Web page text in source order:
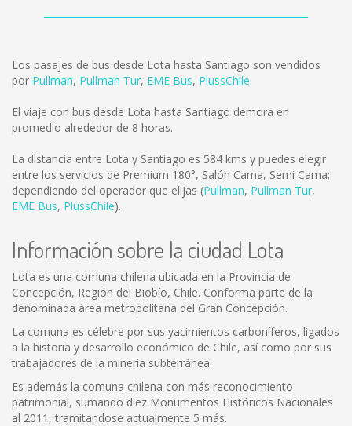
Los pasajes de bus desde Lota hasta Santiago son vendidos
por Pullman, Pullman Tur, EME Bus, PlussChile.
El viaje con bus desde Lota hasta Santiago demora en
promedio alrededor de 8 horas.
La distancia entre Lota y Santiago es 584 kms y puedes elegir
entre los servicios de Premium 180°, Salón Cama, Semi Cama;
dependiendo del operador que elijas (Pullman, Pullman Tur,
EME Bus, PlussChile).
Información sobre la ciudad Lota
Lota es una comuna chilena ubicada en la Provincia de
Concepción, Región del Biobío, Chile. Conforma parte de la
denominada área metropolitana del Gran Concepción.
La comuna es célebre por sus yacimientos carboníferos, ligados
a la historia y desarrollo económico de Chile, así como por sus
trabajadores de la minería subterránea.
Es además la comuna chilena con más reconocimiento
patrimonial, sumando diez Monumentos Históricos Nacionales
al 2011, tramitandose actualmente 5 más.